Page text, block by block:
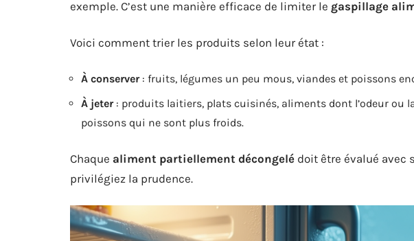
exemple. C’est une manière efficace de limiter le gaspillage
Voici comment trier les produits selon leur état :
À conserver: fruits, légumes un peu mous, viandes et poissons
À jeter: produits laitiers, plats cuisinés, aliments dont l’odeur ou
poissons qui ne sont plus froids.
Chaque aliment partiellement décongelé doit être évalué avec
privilégiez la prudence.